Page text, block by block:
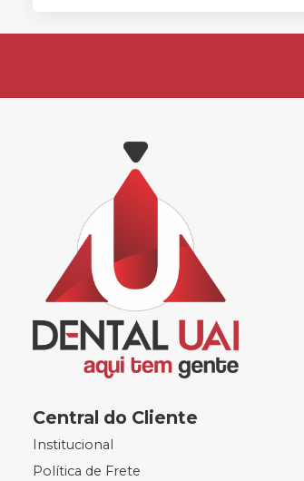
Central do Cliente
Institucional
Política de Frete